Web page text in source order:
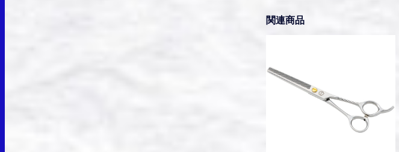
関連商品